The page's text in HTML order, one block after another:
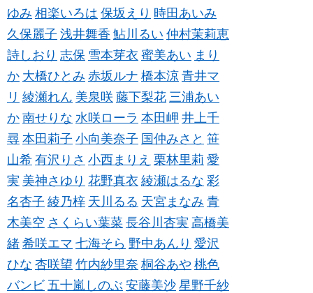
ゆみ 相楽いろは 保坂えり 時田あいみ
久保麗子 浅井舞香 鮎川るい 仲村茉莉恵
詩しおり 志保 雪本芽衣 蜜美あい まり
か 大橋ひとみ 赤坂ルナ 橋本涼 青井マ
リ 綾瀬れん 美泉咲 藤下梨花 三浦あい
か 南せりな 水咲ローラ 本田岬 井上千
尋 本田莉子 小向美奈子 国仲みさと 笹
山希 有沢りさ 小西まりえ 栗林里莉 愛
実 美神さゆり 花野真衣 綾瀬はるな 彩
名杏子 綾乃梓 天川るる 天宮まなみ 青
木美空 さくらい葉菜 長谷川杏実 高橋美
緒 希咲エマ 七海そら 野中あんり 愛沢
ひな 杏咲望 竹内紗里奈 桐谷あや 桃色
バンビ 五十嵐しのぶ 安藤美沙 星野千紗